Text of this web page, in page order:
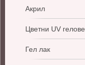
Акрил
Цветни UV гелове
Гел лак